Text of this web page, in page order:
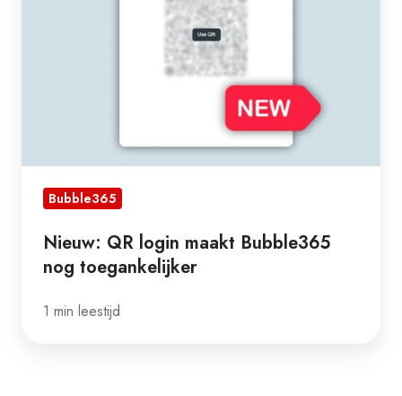
Bubble365
Nieuw: QR login maakt Bubble365
nog toegankelijker
1 min leestijd